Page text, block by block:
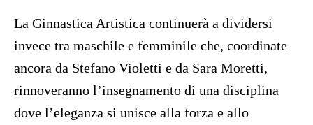
La Ginnastica Artistica continuerà a dividersi
invece tra maschile e femminile che, coordinate
ancora da Stefano Violetti e da Sara Moretti,
rinnoveranno l’insegnamento di una disciplina
dove l’eleganza si unisce alla forza e allo